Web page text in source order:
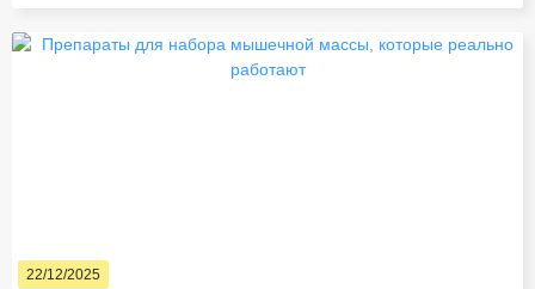
22/12/2025